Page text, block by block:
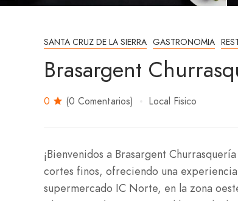
SANTA CRUZ DE LA SIERRA GASTRONOMIA
Brasargent
0 (0 Comentarios) Local Fisico
¡Bienvenidos a Brasargent
cortes finos, ofreciendo una
supermercado IC Norte, en la zona